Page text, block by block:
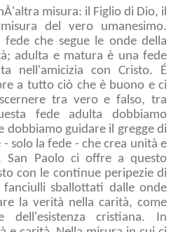
misura: il Figlio di Dio, il
del vero umanesimo.
che segue le onde della
adulta e matura è una fede
nell'amicizia con Cristo. É
a tutto ciò che è buono e ci
tra vero e falso, tra
fede adulta dobbiamo
dobbiamo guidare il gregge di
solo la fede - che crea unità e
San Paolo ci offre a questo
con le continue peripezie di
sballottati dalle onde
la verità nella carità, come
dell'esistenza cristiana. In